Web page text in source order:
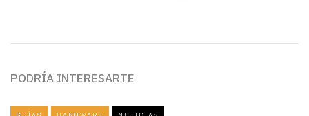
PODRÍA INTERESARTE